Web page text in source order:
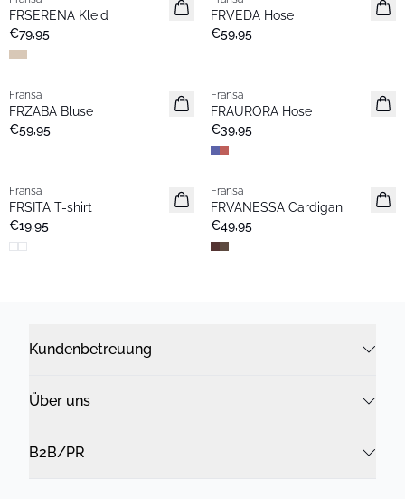
Neu
FRSERENA Kleid
€79,95
Neu
FRVEDA Hose
€59,95
Neu
Fransa
FRZABA Bluse
€59,95
Neu
Fransa
FRAURORA Hose
€39,95
Neu
Fransa
FRSITA T-shirt
€19,95
Extended size
Fransa
FRVANESSA Cardigan
€49,95
Kundenbetreuung
Über uns
B2B/PR